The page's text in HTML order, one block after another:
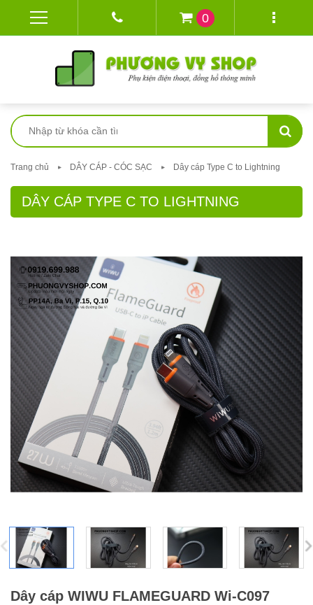
0
Trang chủ DÂY CÁP - CÓC SẠC Dây cáp Type C to Lightning
DÂY CÁP TYPE C TO LIGHTNING
Dây cáp WIWU FLAMEGUARD Wi-C097